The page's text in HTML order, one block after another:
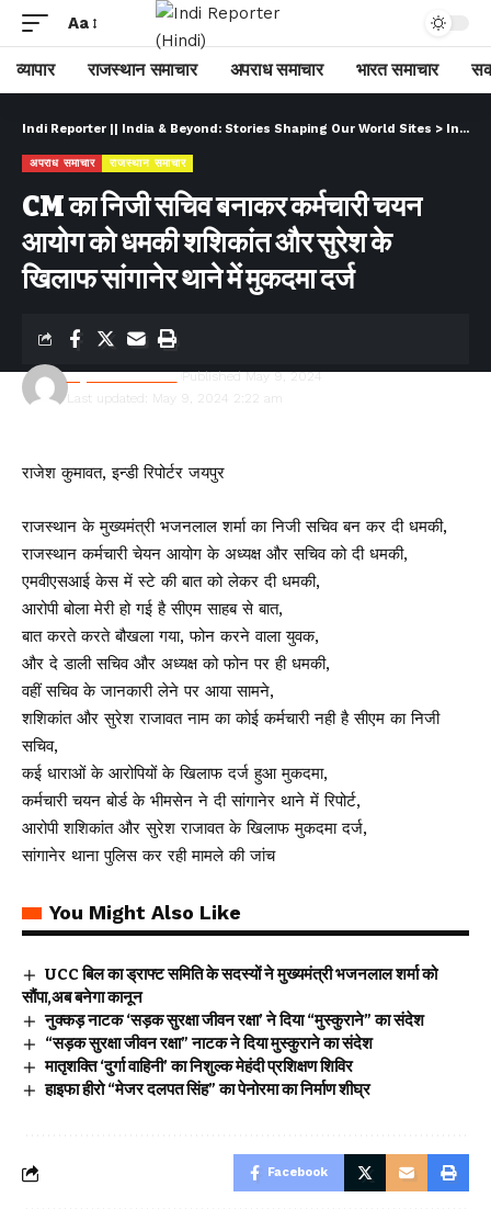
Aa
व्यापार राजस्थान समाचार अपराध समाचार भारत समाचार
Indi Reporter || India & Beyond: Stories Shaping Our World Sites > Indi Reporter (Hindi)
अपराध समाचार राजस्थान समाचार
CM का निजी सचिव बनाकर कर्मचारी चयन
आयोग को धमकी शशिकांत और सुरेश के
खिलाफ सांगानेर थाने में मुकदमा दर्ज
Last updated: May 9, 2024 2:22 am
Rajesh Kumawat Published May 9, 2024
राजेश कुमावत, इन्डी रिपोर्टर जयपुर
राजस्थान के मुख्यमंत्री भजनलाल शर्मा का निजी सचिव बन कर दी धमकी,
राजस्थान कर्मचारी चेयन आयोग के अध्यक्ष और सचिव को दी धमकी,
एमवीएसआई केस में स्टे की बात को लेकर दी धमकी,
आरोपी बोला मेरी हो गई है सीएम साहब से बात,
बात करते करते बौखला गया, फोन करने वाला युवक,
और दे डाली सचिव और अध्यक्ष को फोन पर ही धमकी,
वहीं सचिव के जानकारी लेने पर आया सामने,
शशिकांत और सुरेश राजावत नाम का कोई कर्मचारी नही है सीएम का निजी
सचिव,
कई धाराओं के आरोपियों के खिलाफ दर्ज हुआ मुकदमा,
कर्मचारी चयन बोर्ड के भीमसेन ने दी सांगानेर थाने में रिपोर्ट,
आरोपी शशिकांत और सुरेश राजावत के खिलाफ मुकदमा दर्ज,
सांगानेर थाना पुलिस कर रही मामले की जांच
You Might Also Like
UCC बिल का ड्राफ्ट समिति के सदस्यों ने मुख्यमंत्री भजनलाल शर्मा को
सौंपा,अब बनेगा कानून
नुक्कड़ नाटक ‘सड़क सुरक्षा जीवन रक्षा’ ने दिया “मुस्कुराने” का संदेश
“सड़क सुरक्षा जीवन रक्षा” नाटक ने दिया मुस्कुराने का संदेश
मातृशक्ति ‘दुर्गा वाहिनी’ का निशुल्क मेहंदी प्रशिक्षण शिविर
हाइफा हीरो “मेजर दलपत सिंह” का पेनोरमा का निर्माण शीघ्र
Facebook